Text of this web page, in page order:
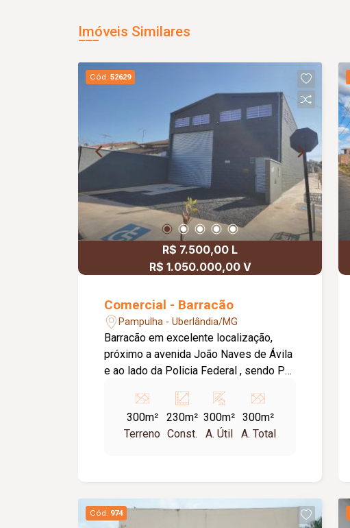
Imóveis Similares
Cód. 52629
R$ 7.500,00 L
R$ 1.050.000,00 V
Comercial - Barracão
Pampulha - Uberlândia/MG
Barracão em excelente localização,
próximo a avenida João Naves de Ávila
e ao lado da Policia Federal , sendo Pé
usinado com malha de vergalhão,
suporta até entrada e manobras de
carretas, Portão Eletrônico. Barracão
300m²
Terreno
230m²
Const.
300m²
A. Útil
300m²
A. Total
Cód. 974